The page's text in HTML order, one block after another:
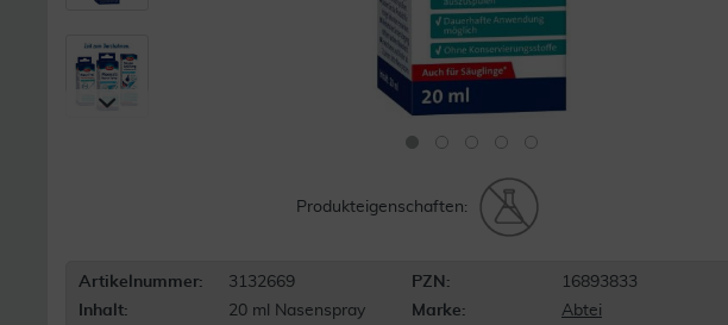
Produkteigenschaften:
Artikelnummer: 3132669 PZN:
16893833
Inhalt:
20 ml Nasenspray Marke: Abtei